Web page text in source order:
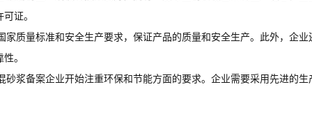
证。
质量标准和安全生产要求，保证产品的质量和安全生产。此外，企业
。
浆备案企业开始注重环保和节能方面的要求。企业需要采用先进的生